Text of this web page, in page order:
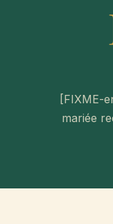
[FIXME-
mariée